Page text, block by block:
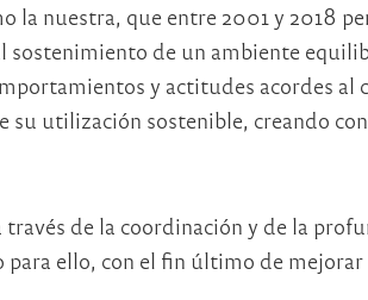
la nuestra, que entre 2001 y 2018
sostenimiento de un ambiente
y actitudes acordes al
su utilización sostenible, creando
de la coordinación y de la
ello, con el fin último de